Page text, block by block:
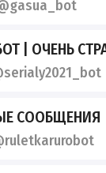
| ОЧЕНЬ
СООБЩЕНИЯ